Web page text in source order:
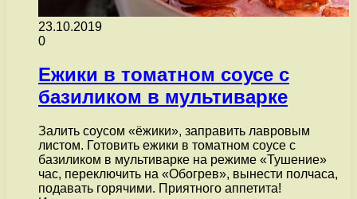
23.10.2019
0
Ежики в томатном соусе с
базиликом в мультиварке
Залить соусом «ёжики», заправить лавровым
листом. Готовить ежики в томатном соусе с
базиликом в мультиварке на режиме «Тушение»
час, переключить на «Обогрев», вынести полчаса,
подавать горячими. Приятного аппетита!